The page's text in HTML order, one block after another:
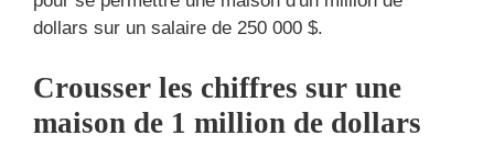
dollars sur un salaire de 250 000 $.
Crousser les chiffres sur une
maison de 1 million de dollars